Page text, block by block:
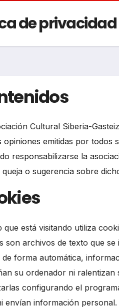
de
Cultural Siberia-
opiniones emitidas por todos
responsabilizarse la
queja o sugerencia sobre
que está visitando utiliza
son archivos de texto que se
de forma automática,
su ordenador ni
configurando el
envían información